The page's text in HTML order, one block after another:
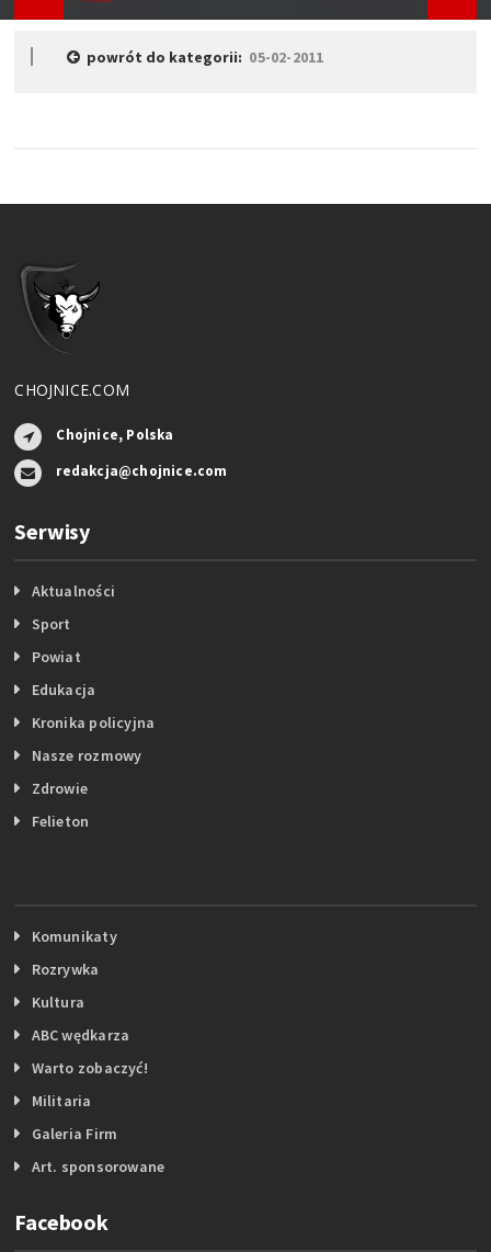
powrót do kategorii: 05-02-2011
CHOJNICE.COM
Chojnice, Polska
redakcja@chojnice.com
Serwisy
Aktualności
Sport
Powiat
Edukacja
Kronika policyjna
Nasze rozmowy
Zdrowie
Felieton
Komunikaty
Rozrywka
Kultura
ABC wędkarza
Warto zobaczyć!
Militaria
Galeria Firm
Art. sponsorowane
Facebook